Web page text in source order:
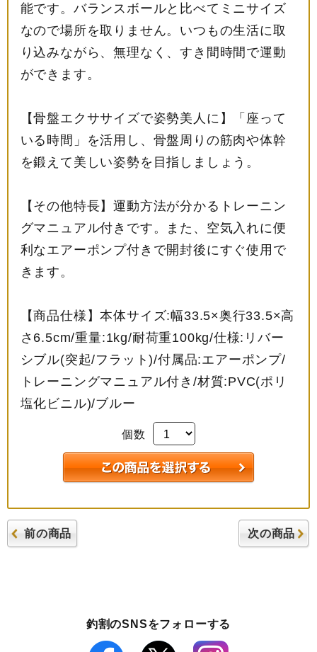
能です。バランスボールと比べてミニサイズ
なので場所を取りません。いつもの生活に取
り込みながら、無理なく、すき間時間で運動
ができます。
【骨盤エクササイズで姿勢美人に】「座って
いる時間」を活用し、骨盤周りの筋肉や体幹
を鍛えて美しい姿勢を目指しましょう。
【その他特長】運動方法が分かるトレーニン
グマニュアル付きです。また、空気入れに便
利なエアーポンプ付きで開封後にすぐ使用で
きます。
【商品仕様】本体サイズ:幅33.5×奥行33.5×高
さ6.5cm/重量:1kg/耐荷重100kg/仕様:リバー
シブル(突起/フラット)/付属品:エアーポンプ/
トレーニングマニュアル付き/材質:PVC(ポリ
塩化ビニル)/ブルー
個数
前の商品 次の商品
釣割のSNSをフォローする